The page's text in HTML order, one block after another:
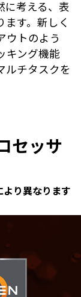
に考える、表
す。新しく
ウトのよう
キング機能
ルチタスクを
セッサ
り異なります